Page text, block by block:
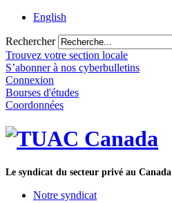
English
Rechercher
Trouvez votre section locale
S’abonner à nos cyberbulletins
Connexion
Bourses d'études
Coordonnées
Le syndicat du secteur privé au Canada
Notre syndicat